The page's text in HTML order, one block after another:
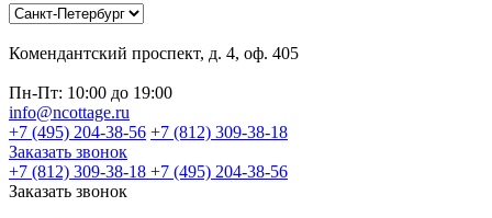
Комендантский проспект, д. 4, оф. 405
Пн-Пт: 10:00 до 19:00
info@ncottage.ru
+7 (495) 204-38-56 +7 (812) 309-38-18
Заказать звонок
+7 (812) 309-38-18 +7 (495) 204-38-56
Заказать звонок